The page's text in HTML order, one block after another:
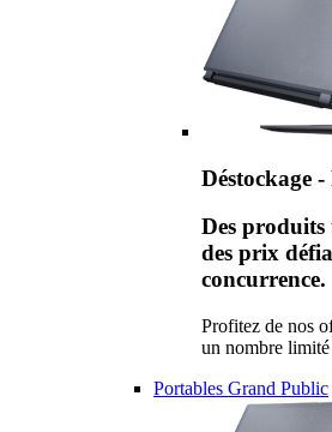
Déstockage
Des
des prix
concurrence.
Profitez de nos
un nombre
Portables Grand Public